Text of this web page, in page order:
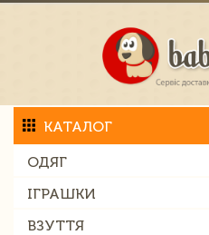
КАТАЛОГ
ОДЯГ
ІГРАШКИ
ВЗУТТЯ